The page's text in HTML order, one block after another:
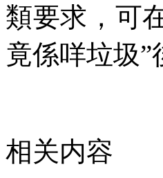
類要求，可
竟係咩垃圾”
相关内容